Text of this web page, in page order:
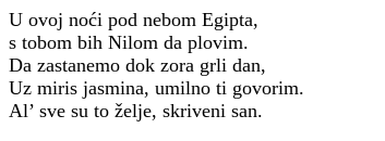
U ovoj noći pod nebom Egipta,
s tobom bih Nilom da plovim.
Da zastanemo dok zora grli dan,
Uz miris jasmina, umilno ti govorim.
Al’ sve su to želje, skriveni san.